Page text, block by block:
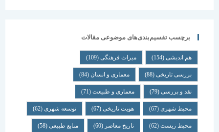
برچسب تقسیم‌بندی‌های موضوعی مقالات
هم اندیشی (154) میراث فرهنگی (109)
بررسی تاریخی (88) معماری و انسان (84)
نقد و بررسی (79) معماری و طبیعت (71)
محیط شهری(67) هویت تاریخی(67) توسعه شهری(62)
محیط زیست(62) تاریخ معاصر(60) منابع طبیعی(58)